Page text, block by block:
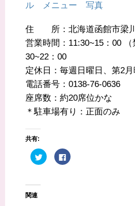
ル メニュー 写真
住 所：北海道函館市梁
営業時間：11:30~15：00 （
30~22：00
定休日：毎週日曜日、第2月
電話番号：0138-76-0636
座席数：約20席位かな
＊駐車場有り：正面のみ
共有:
ク
リ
F
a
関連